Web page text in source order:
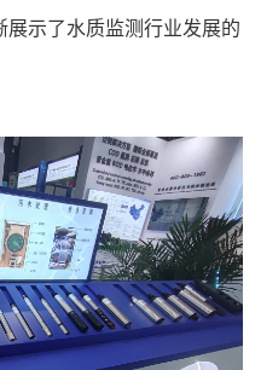
示了水质监测行业发展的